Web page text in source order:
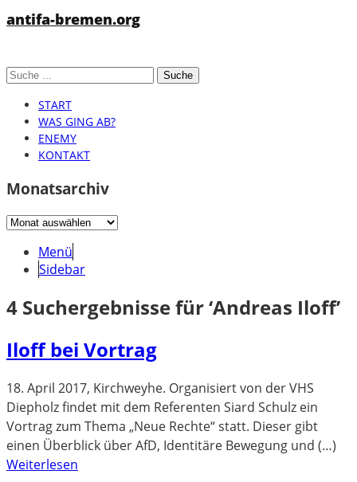
antifa-bremen.org
START
WAS GING AB?
ENEMY
KONTAKT
Monatsarchiv
Monatsarchiv
Menü
Sidebar
4 Suchergebnisse für‘Andreas Iloff’
Iloff bei Vortrag
18. April 2017, Kirchweyhe. Organisiert von der VHS
Diepholz findet mit dem Referenten Siard Schulz ein
Vortrag zum Thema „Neue Rechte“ statt. Dieser gibt
einen Überblick über AfD, Identitäre Bewegung und (…)
Weiterlesen